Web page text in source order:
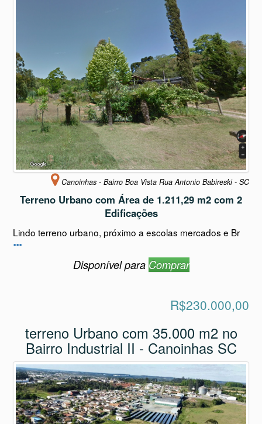
Canoinhas - Bairro Boa Vista Rua Antonio Babireski - SC
Terreno Urbano com Área de 1.211,29 m2 com 2
Edificações
Lindo terreno urbano, próximo a escolas mercados e Br
Disponível para Comprar
R$230.000,00
terreno Urbano com 35.000 m2 no
Bairro Industrial II - Canoinhas SC